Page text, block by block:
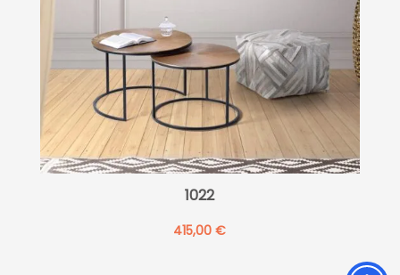
1022
415,00€